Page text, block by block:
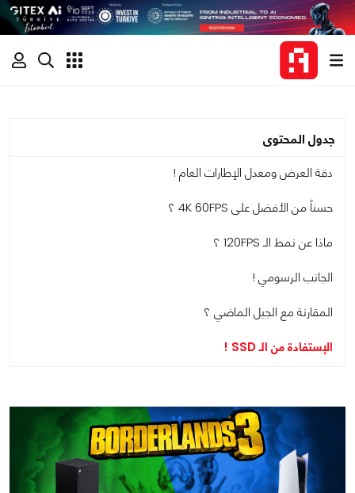
جدول المحتوى
دقة العرض ومعدل الإطارات العام !
حسناً من الأفضل على 4K 60FPS ؟
ماذا عن نمط الـ 120FPS ؟
الجانب الرسومي !
المقارنة مع الجيل الماضي ؟
الإستفادة من الـ SSD !